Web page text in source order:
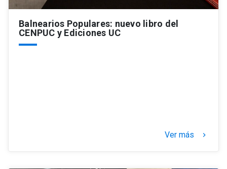
Balnearios Populares: nuevo libro del
CENPUC y Ediciones UC
Ver más keyboard_arrow_right